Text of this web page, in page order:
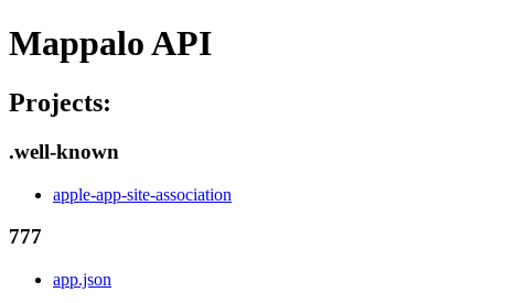
Mappalo API
Projects:
.well-known
apple-app-site-association
777
app.json